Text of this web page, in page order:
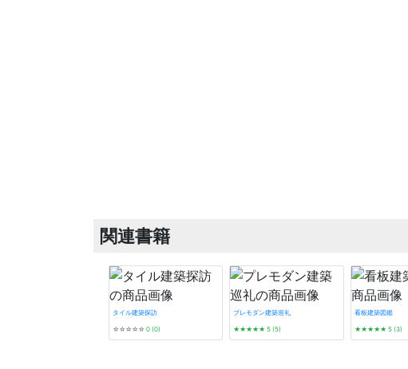
関連書籍
タイル建築探訪
☆☆☆☆☆ 0 (0)
プレモダン建築巡礼
★★★★★ 5 (5)
看板建築図鑑
★★★★★5 (3)